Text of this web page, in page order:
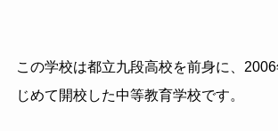
この学校は都立九段高校を前身に、
じめて開校した中等教育学校です。